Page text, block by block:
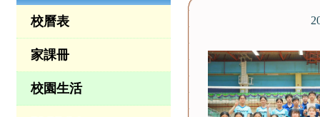
校曆表
家課冊
校園生活